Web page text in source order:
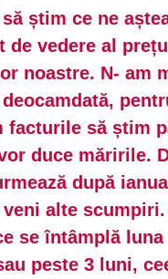
știm ce ne
de vedere al
noastre. N- am
facturile să știm
duce măririle.
după
alte scumpiri.
se întâmplă luna
peste 3 luni,